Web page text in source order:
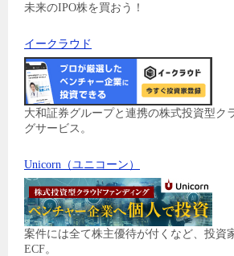
未来のIPO株を買おう！
イークラウド
大和証券グループと連携の株式投資型ク
グサービス。
Unicorn（ユニコーン）
案件には全て株主優待が付くなど、投資
ECF。